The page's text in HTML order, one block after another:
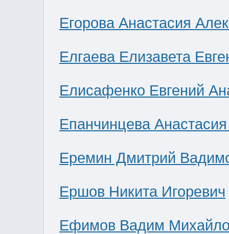
Егорова Анастасия
Елгаева Елизавета
Елисафенко Евгений
Епанчинцева
Еремин Дмитрий
Ершов Никита Игоревич
Ефимов Вадим